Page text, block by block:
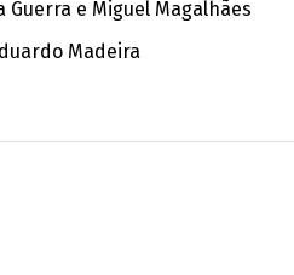
Guerra e Miguel Magalhães
Madeira